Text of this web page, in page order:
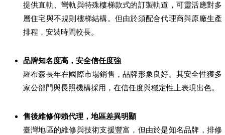
提供直軌、彎軌與特殊樓梯款式的訂製軌道，可靈活應對多
層住宅與不規則樓梯結構。但由於須配合代理商與原廠生產
排程，安裝時間較長。
品牌知名度高，安全信任度強
羅布森長年在國際市場銷售，品牌形象良好。其安全性獲多
家公部門與長照機構採用，在信任度與穩定性上表現出色。
售後維修仰賴代理，地區差異明顯
臺灣地區的維修與技術支援豐富，但由於是知名品牌，排修